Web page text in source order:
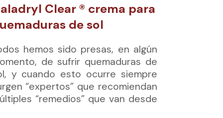
Clear ® crema para
de sol
hemos sido presas, en algún
de sufrir quemaduras de
y cuando esto ocurre siempre
“expertos” que recomiendan
“remedios” que van desde